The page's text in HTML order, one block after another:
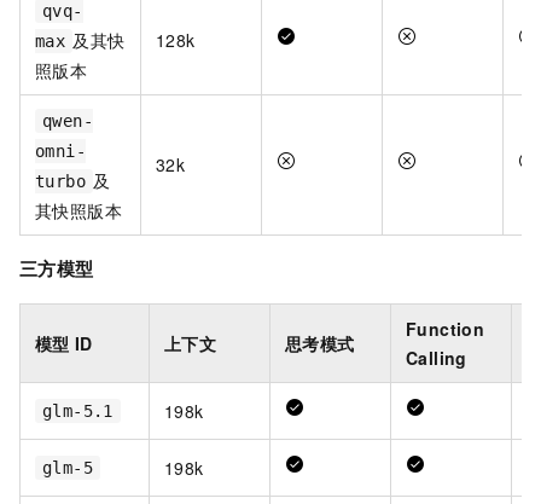
qvq-
max 及其快
照版本
128k
qwen-
omni-
turbo 及
其快照版本
32k
三方模型
模型 ID 上下文 思考模式
Function
Calling
glm-5.1 198k
glm-5 198k